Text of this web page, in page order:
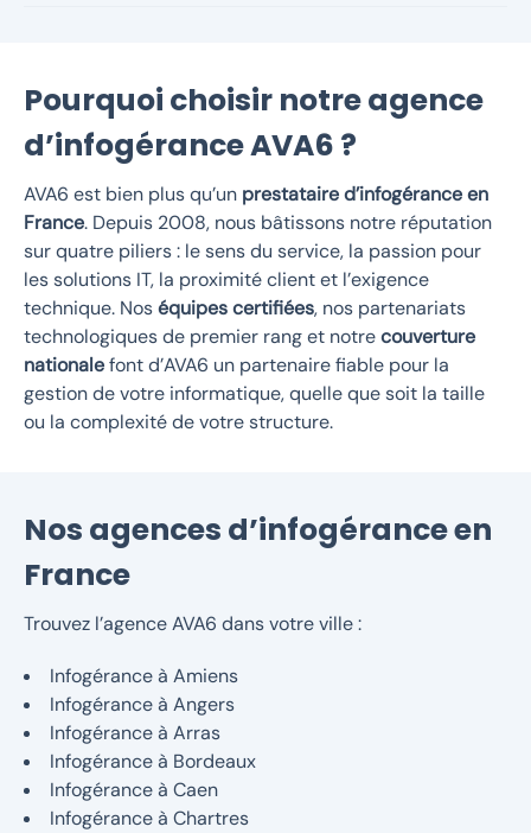
Pourquoi choisir notre agence
d’infogérance AVA6 ?
AVA6 est bien plus qu’un prestataire d’infogérance en
France. Depuis 2008, nous bâtissons notre réputation
sur quatre piliers : le sens du service, la passion pour
les solutions IT, la proximité client et l’exigence
technique. Noséquipes certifiées, nos partenariats
technologiques de premier rang et notrecouverture
nationalefont d’AVA6 un partenaire fiable pour la
gestion de votre informatique, quelle que soit la taille
ou la complexité de votre structure.
Nos agences d’infogérance en
France
Trouvez l’agence AVA6 dans votre ville :
Infogérance à Amiens
Infogérance à Angers
Infogérance à Arras
Infogérance à Bordeaux
Infogérance à Caen
Infogérance à Chartres